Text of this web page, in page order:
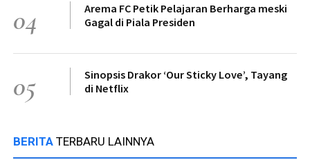
04
Arema FC Petik Pelajaran Berharga meski
Gagal di Piala Presiden
05
Sinopsis Drakor ‘Our Sticky Love’, Tayang
di Netflix
BERITA TERBARU LAINNYA